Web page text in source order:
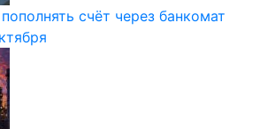
счёт через банкомат